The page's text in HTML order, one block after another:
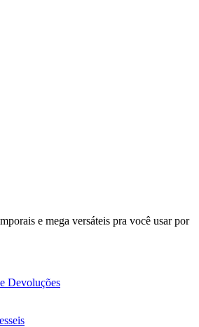
e mega versáteis pra você usar por
Devoluções